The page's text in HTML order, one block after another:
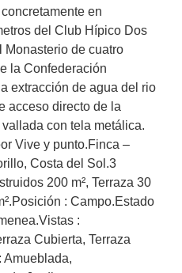
en
del Club Hípico Dos
Monasterio de cuatro
la Confederación
extracción de agua del rio
acceso directo de la
con tela metálica.
Vive y punto.Finca –
Costa del Sol.3
200 m², Terraza 30
‌: ‌Campo.Estado
‌:
‌Cubierta, Terraza
‌Amueblada,